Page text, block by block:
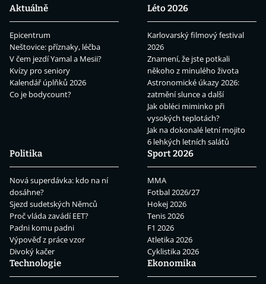
Aktuálně
Epicentrum
Neštovice: příznaky, léčba
V čem jezdí Yamal a Mesii?
Kvízy pro seniory
Kalendář úplňků 2026
Co je bodycount?
Léto 2026
Karlovarský filmový festival
2026
Znamení, že jste potkali
někoho z minulého života
Astronomické úkazy 2026:
zatmění slunce a další
Jak obléci miminko při
vysokých teplotách?
Jak na dokonalé letní mojito
6 lehkých letních salátů
Politika
Nová superdávka: kdo na ní
dosáhne?
Sjezd sudetských Němců
Proč vláda zavádí EET?
Padni komu padni
Výpověď z práce vzor
Divoký kačer
Sport 2026
MMA
Fotbal 2026/27
Hokej 2026
Tenis 2026
F1 2026
Atletika 2026
Cyklistika 2026
Technologie
Ekonomika